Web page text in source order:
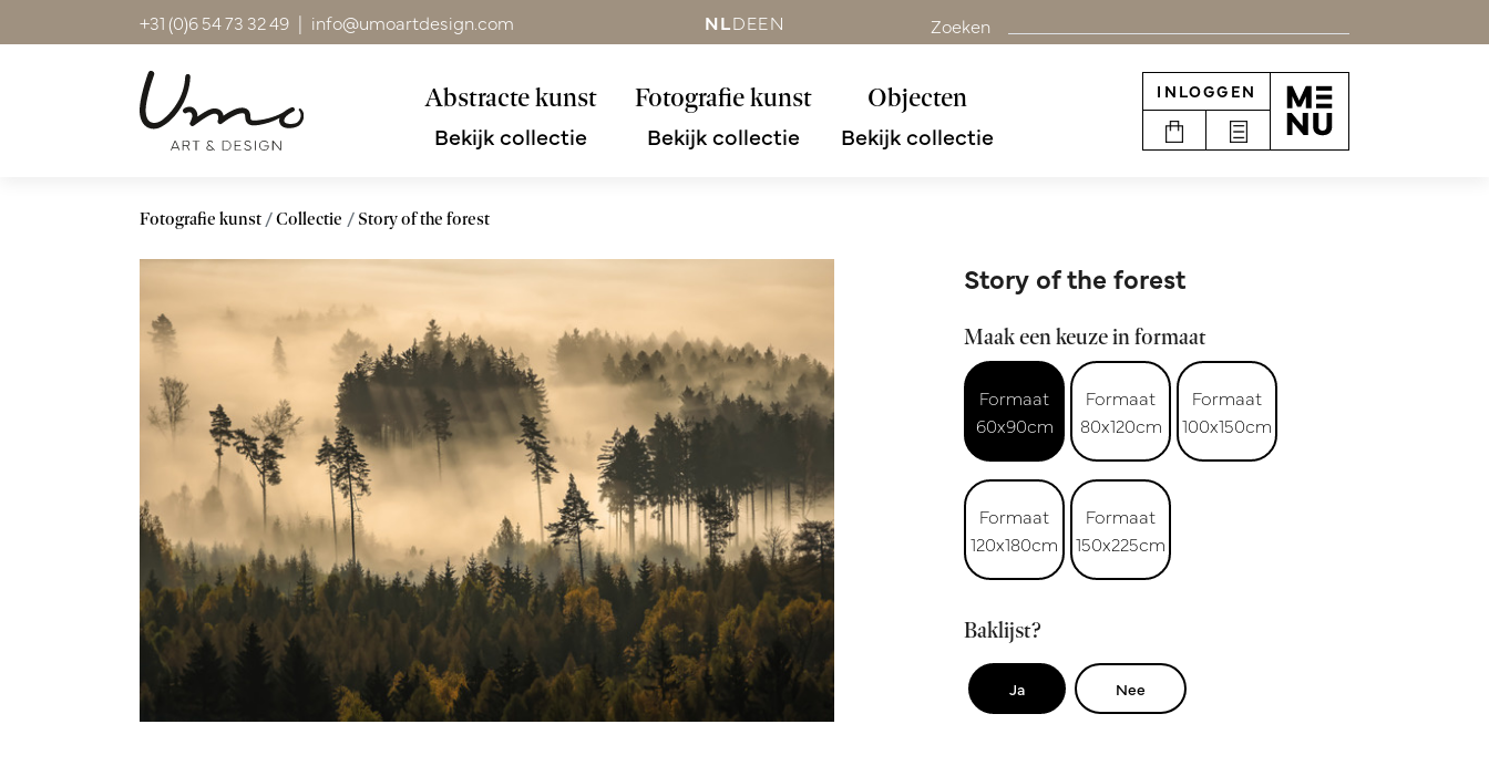
+31 (0)6 54 73 32 49 | info@umoartdesign.com NLDEEN Zoeken
Abstracte kunst
Bekijk collectie
Fotografie kunst
Bekijk collectie
Objecten
Bekijk collectie
INLOGGEN
Fotografie kunst Collectie Story of the forest
Story of the forest
Maak een keuze in formaat
Formaat
60x90cm
Formaat
80x120cm
Formaat
100x150cm
Formaat
120x180cm
Formaat
150x225cm
Baklijst?
Ja Nee